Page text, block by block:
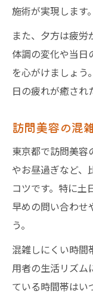
施術が実現します。
また、夕方は疲労
体調の変化や当日
を心がけましょう
日の疲れが癒され
訪問美容の混
東京都で訪問美容
やお昼過ぎなど、
コツです。特に土
早めの問い合わせ
う。
混雑しにくい時間
用者の生活リズム
ている時間帯はい